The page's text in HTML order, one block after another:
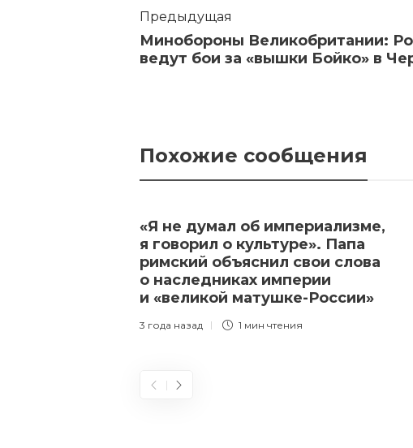
Предыдущая
Минобороны Великобритании:
ведут бои за «вышки Бойко» в
Похожие сообщения
«Я не думал об империализме,
я говорил о культуре». Папа
римский объяснил свои слова
о наследниках империи
и «великой матушке-России»
3 года назад 1 мин чтения